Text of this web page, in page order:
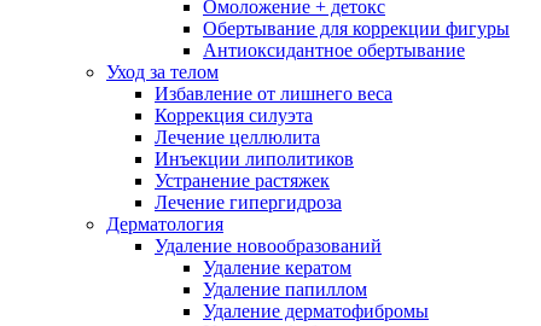
Омоложение + детокс
Обертывание для коррекции фигуры
Антиоксидантное обертывание
Уход за телом
Избавление от лишнего веса
Коррекция силуэта
Лечение целлюлита
Инъекции липолитиков
Устранение растяжек
Лечение гипергидроза
Дерматология
Удаление новообразований
Удаление кератом
Удаление папиллом
Удаление дерматофибромы